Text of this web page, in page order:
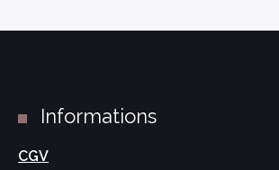
Bois sacré
Informations
CGV